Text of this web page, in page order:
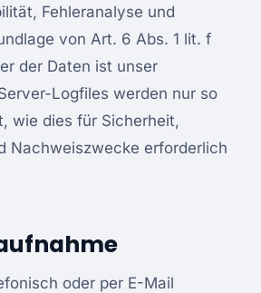
Fehleranalyse und
von Art. 6 Abs. 1 lit. f
der Daten ist unser
Logfiles werden nur so
wie dies für Sicherheit,
Nachweiszwecke erforderlich
oder per E-Mail